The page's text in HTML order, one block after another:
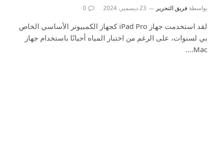
بواسطة فريق التحرير 23 ديسمبر، 2024 0
لقد استخدمت جهاز iPad Pro كجهاز الكمبيوتر الأساسي الخاص
بي لسنوات، على الرغم من اختبار المياه أحيانًا باستخدام جهاز
Mac.…